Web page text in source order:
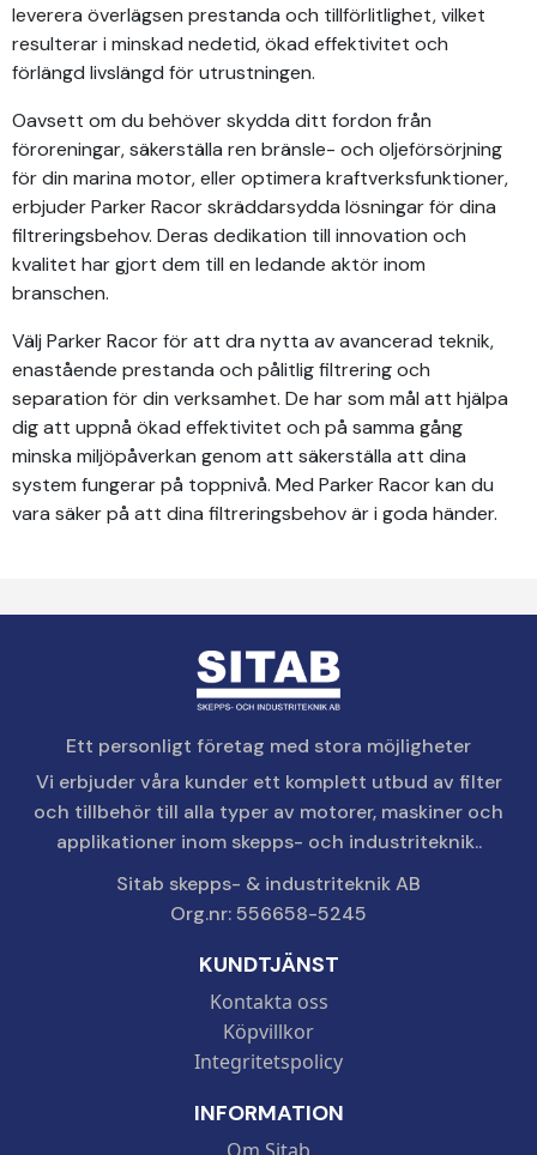
leverera överlägsen prestanda och tillförlitlighet, vilket
resulterar i minskad nedetid, ökad effektivitet och
förlängd livslängd för utrustningen.
Oavsett om du behöver skydda ditt fordon från
föroreningar, säkerställa ren bränsle- och oljeförsörjning
för din marina motor, eller optimera kraftverksfunktioner,
erbjuder Parker Racor skräddarsydda lösningar för dina
filtreringsbehov. Deras dedikation till innovation och
kvalitet har gjort dem till en ledande aktör inom
branschen.
Välj Parker Racor för att dra nytta av avancerad teknik,
enastående prestanda och pålitlig filtrering och
separation för din verksamhet. De har som mål att hjälpa
dig att uppnå ökad effektivitet och på samma gång
minska miljöpåverkan genom att säkerställa att dina
system fungerar på toppnivå. Med Parker Racor kan du
vara säker på att dina filtreringsbehov är i goda händer.
Ett personligt företag med stora möjligheter
Vi erbjuder våra kunder ett komplett utbud av filter
och tillbehör till alla typer av motorer, maskiner och
applikationer inom skepps- och industriteknik..
Sitab skepps- & industriteknik AB
Org.nr: 556658-5245
KUNDTJÄNST
Kontakta oss
Köpvillkor
Integritetspolicy
INFORMATION